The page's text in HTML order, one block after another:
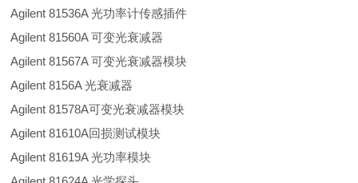
Agilent 81536A 光功率计传感插件
Agilent 81560A 可变光衰减器
Agilent 81567A 可变光衰减器模块
Agilent 8156A 光衰减器
Agilent 81578A可变光衰减器模块
Agilent 81610A回损测试模块
Agilent 81619A 光功率模块